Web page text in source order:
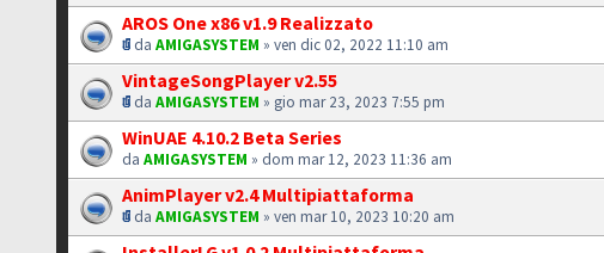
AROS One x86 v1.9 Realizzato
daAMIGASYSTEM » ven dic 02, 2022 11:10 am
VintageSongPlayer v2.55
daAMIGASYSTEM » gio mar 23, 2023 7:55 pm
WinUAE 4.10.2 Beta Series
daAMIGASYSTEM » dom mar 12, 2023 11:36 am
AnimPlayer v2.4 Multipiattaforma
daAMIGASYSTEM » ven mar 10, 2023 10:20 am